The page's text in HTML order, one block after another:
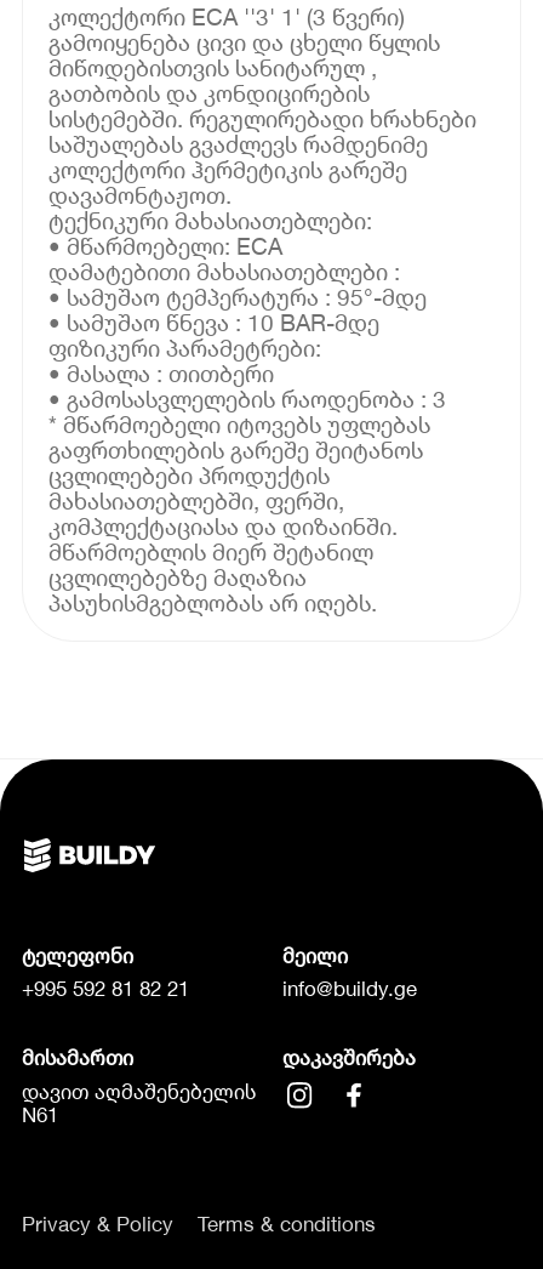
კოლექტორი ECA ''3' 1' (3 წვერი)
გამოიყენება ცივი და ცხელი წყლის
მიწოდებისთვის სანიტარულ ,
გათბობის და კონდიცირების
სისტემებში. რეგულირებადი ხრახნები
საშუალებას გვაძლევს რამდენიმე
კოლექტორი ჰერმეტიკის გარეშე
დავამონტაჟოთ.
ტექნიკური მახასიათებლები:
• მწარმოებელი: ECA
დამატებითი მახასიათებლები :
• სამუშაო ტემპერატურა : 95°-მდე
• სამუშაო წნევა : 10 BAR-მდე
ფიზიკური პარამეტრები:
• მასალა : თითბერი
• გამოსასვლელების რაოდენობა : 3
* მწარმოებელი იტოვებს უფლებას
გაფრთხილების გარეშე შეიტანოს
ცვლილებები პროდუქტის
მახასიათებლებში, ფერში,
კომპლექტაციასა და დიზაინში.
მწარმოებლის მიერ შეტანილ
ცვლილებებზე მაღაზია
პასუხისმგებლობას არ იღებს.
ტელეფონი
+995 592 81 82 21
მეილი
info@buildy.ge
მისამართი
დავით აღმაშენებელის
N61
დაკავშირება
Privacy & Policy Terms & conditions